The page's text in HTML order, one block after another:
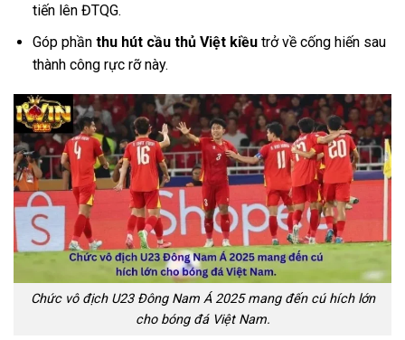
tiến lên ĐTQG.
Góp phần thu hút cầu thủ Việt kiềutrở về cống hiến sau
thành công rực rỡ này.
Chức vô địch U23 Đông Nam Á 2025 mang đến cú hích lớn
cho bóng đá Việt Nam.